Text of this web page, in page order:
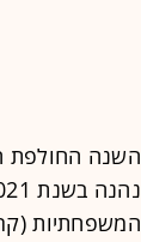
השנה החולפת
המשפחתיות